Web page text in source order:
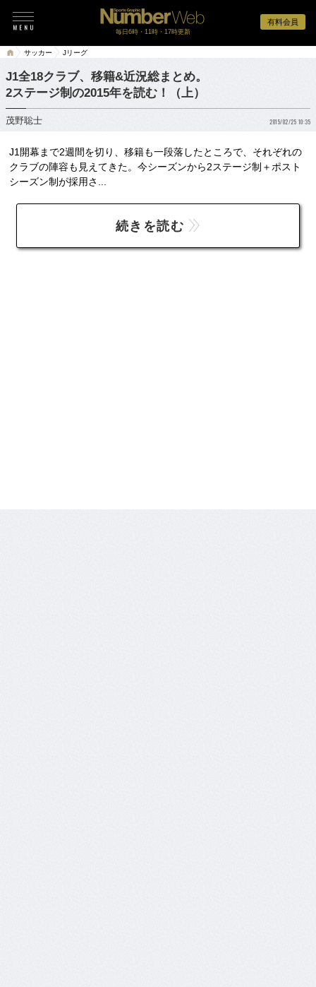
有料会員
毎日6時・11時・17時更新
サッカー Jリーグ
J1全18クラブ、移籍&近況総まとめ。
2ステージ制の2015年を読む！（上）
茂野聡士 2015/02/25 10:35
J1開幕まで2週間を切り、移籍も一段落したところで、それぞれの
クラブの陣容も見えてきた。今シーズンから2ステージ制＋ポスト
シーズン制が採用さ...
続きを読む